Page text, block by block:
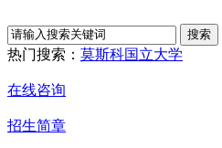
热门搜索： 莫斯科国立大学
在线咨询
招生简章